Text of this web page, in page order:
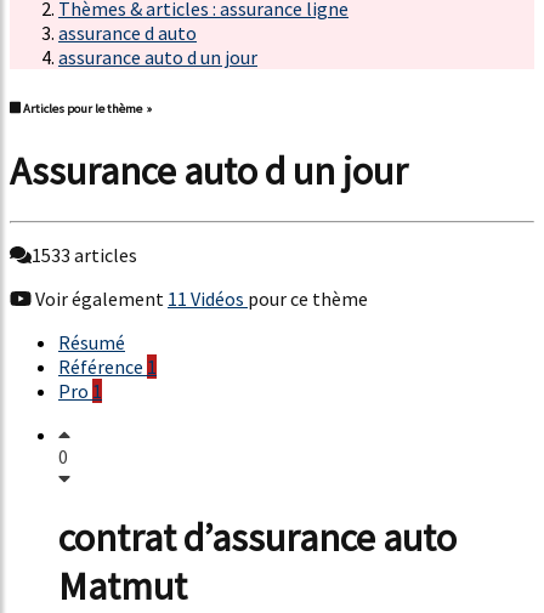
Thèmes & articles : assurance ligne
assurance d auto
assurance auto d un jour
Articles pour le thème »
assurance auto d un jour
1533 articles
Voir également 11 Vidéos pour ce thème
Résumé
Référence 1
Pro 1
0
contrat d’assurance auto
Matmut